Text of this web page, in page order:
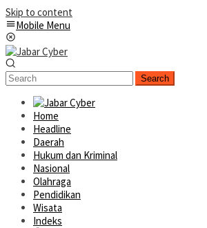
Skip to content
Mobile Menu
Search
Home
Headline
Daerah
Hukum dan Kriminal
Nasional
Olahraga
Pendidikan
Wisata
Indeks